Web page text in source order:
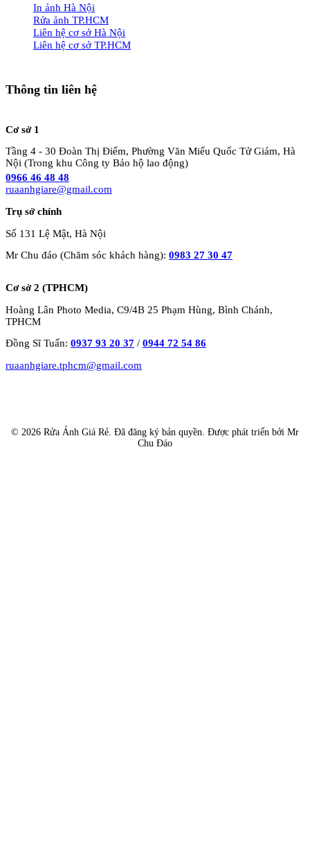
In ảnh Hà Nội
Rửa ảnh TP.HCM
Liên hệ cơ sở Hà Nội
Liên hệ cơ sở TP.HCM
Thông tin liên hệ
Cơ sở 1
Tầng 4 - 30 Đoàn Thị Điểm, Phường Văn Miếu Quốc Tử Giám, Hà
Nội (Trong khu Công ty Bảo hộ lao động)
0966 46 48 48
ruaanhgiare@gmail.com
Trụ sở chính
Số 131 Lệ Mật, Hà Nội
Mr Chu đáo (Chăm sóc khách hàng): 0983 27 30 47
Cơ sở 2 (TPHCM)
Hoàng Lân Photo Media, C9/4B 25 Phạm Hùng, Bình Chánh,
TPHCM
Đồng Sĩ Tuấn: 0937 93 20 37 / 0944 72 54 86
ruaanhgiare.tphcm@gmail.com
© 2026 Rửa Ảnh Giá Rẻ. Đã đăng ký bản quyền. Được phát triển bởi Mr
Chu Đáo